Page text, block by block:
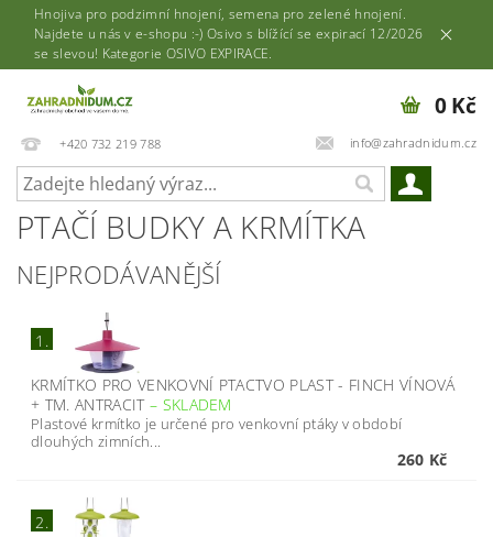
Hnojiva pro podzimní hnojení, semena pro zelené hnojení.
Najdete u nás v e-shopu :-) Osivo s blížící se expirací 12/2026
se slevou! Kategorie OSIVO EXPIRACE.
+420 732 219 788 info@zahradnidum.cz
0 Kč
PTAČÍ BUDKY A KRMÍTKA
NEJPRODÁVANĚJŠÍ
1.
KRMÍTKO PRO VENKOVNÍ PTACTVO PLAST - FINCH VÍNOVÁ
+ TM. ANTRACIT – SKLADEM
Plastové krmítko je určené pro venkovní ptáky v období
dlouhých zimních...
260 Kč
2.